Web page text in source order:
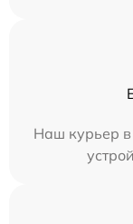
Наш курьер в